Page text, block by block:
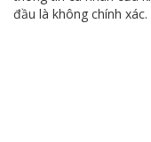
đầu là không chính xác.